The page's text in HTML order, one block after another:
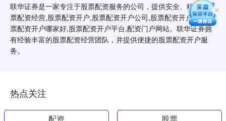
联华证券是一家专注于股票配资服务的公司，提供安全、稳定的股
票配资经营,股票配资开户,股票配资开户公司,股票配资开户会员,股
票配资开户哪家好,股票配资开户平台,配资门户网站。联华证券拥
有经验丰富的股票配资经营团队，并提供便捷的股票配资开户服
务。
热点关注
配资 股票